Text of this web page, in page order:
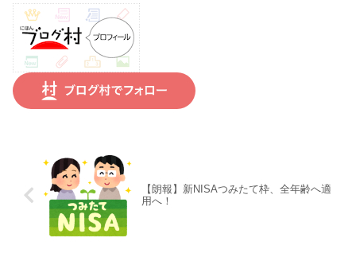
【朗報】新NISAつみたて枠、全年齢へ適
用へ！